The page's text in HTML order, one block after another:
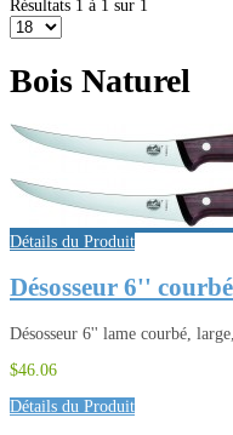
Résultats 1 à 1 sur 1
Bois Naturel
Détails du Produit
Désosseur 6''
Désosseur 6'' lame courbé,
$46.06
Détails du Produit